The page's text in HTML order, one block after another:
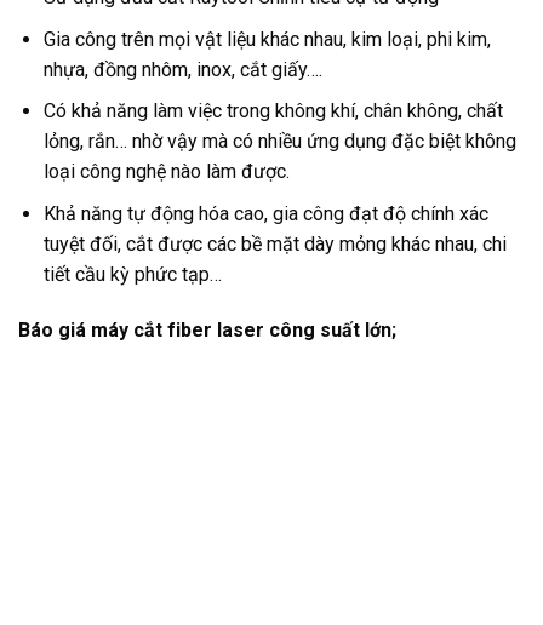
Gia công trên mọi vật liệu khác nhau, kim loại, phi kim,
nhựa, đồng nhôm, inox, cắt giấy….
Có khả năng làm việc trong không khí, chân không, chất
lỏng, rắn… nhờ vậy mà có nhiều ứng dụng đặc biệt không
loại công nghệ nào làm được.
Khả năng tự động hóa cao, gia công đạt độ chính xác
tuyệt đối, cắt được các bề mặt dày mỏng khác nhau, chi
tiết cầu kỳ phức tạp…
Báo giá máy cắt fiber laser công suất lớn;